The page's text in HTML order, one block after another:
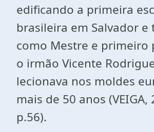
edificando a primeira
brasileira em Salvador e
como Mestre e primeiro
o irmão Vicente
lecionava nos moldes
mais de 50 anos (VEIGA,
p.56).